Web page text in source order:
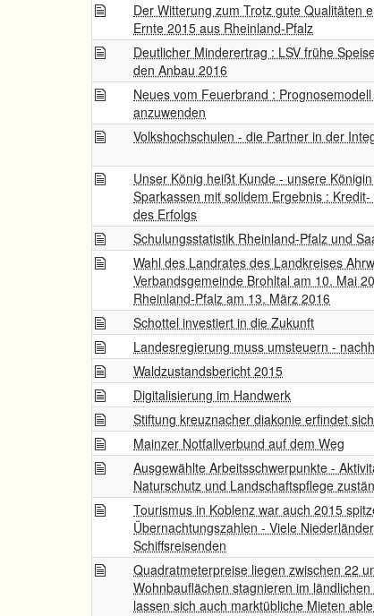
Der Witterung zum Trotz gute Qualitäten
Ernte 2015 aus Rheinland-Pfalz
Deutlicher Minderertrag : LSV frühe
den Anbau 2016
Neues vom Feuerbrand :
anzuwenden
Volkshochschulen - die Partner in der
Unser König heißt Kunde - unsere
Sparkassen mit solidem Ergebnis :
des Erfolgs
Schulungsstatistik Rheinland-Pfalz und
Wahl des Landrates des Landkreises
Verbandsgemeinde Brohltal am 10. Mai
Rheinland-Pfalz am 13. März 2016
Schottel investiert in die Zukunft
Landesregierung muss umsteuern -
Waldzustandsbericht 2015
Digitalisierung im Handwerk
Stiftung kreuznacher diakonie erfindet
Mainzer Notfallverbund auf dem Weg
Ausgewählte Arbeitsschwerpunkte -
Naturschutz und Landschaftspflege
Tourismus in Koblenz war auch 2015
Übernachtungszahlen - Viele
Schiffsreisenden
Quadratmeterpreise liegen zwischen 22
Wohnbauflächen stagnieren im
lassen sich auch marktübliche Mieten